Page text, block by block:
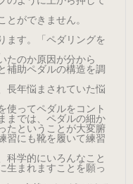
とができません。
ます。「ペダリングを
たのか原因が分から
補助ペダルの構造を調
長年悩まされていた悩
使ってペダルをコント
までは、ペダルの細か
たということが大変腑
習にも靴を履いて練習
科学的にいろんなこと
生まれますことを願っ